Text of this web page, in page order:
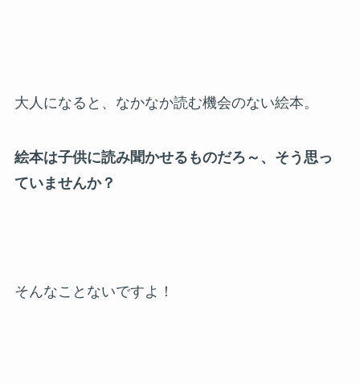
大人になると、なかなか読む機会のない絵本。
絵本は子供に読み聞かせるものだろ～、そう思っ
ていませんか？
そんなことないですよ！